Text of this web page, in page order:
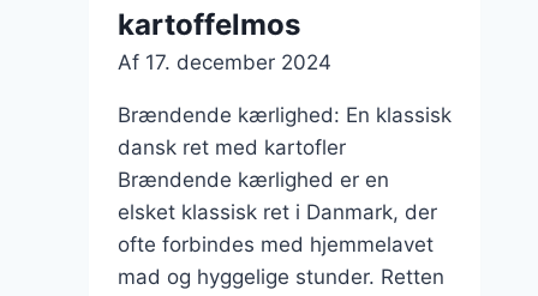
elsker
krydderi
kartoffelmos
Af 17. december 2024
Brændende kærlighed: En klassisk
dansk ret med kartofler
Brændende kærlighed er en
elsket klassisk ret i Danmark, der
ofte forbindes med hjemmelavet
mad og hyggelige stunder. Retten